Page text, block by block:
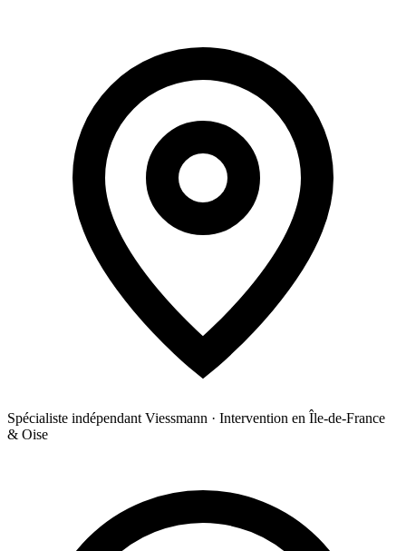
Spécialiste indépendant Viessmann · Intervention en Île-de-France
& Oise